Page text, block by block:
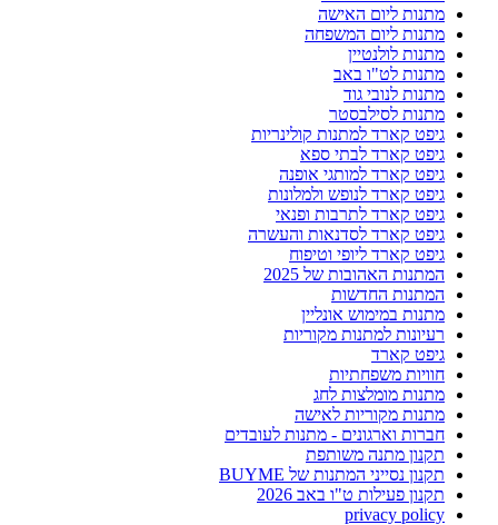
מתנות ליום האישה
מתנות ליום המשפחה
מתנות לולנטיין
מתנות לט"ו באב
מתנות לנובי גוד
מתנות לסילבסטר
גיפט קארד למתנות קולינריות
גיפט קארד לבתי ספא
גיפט קארד למותגי אופנה
גיפט קארד לנופש ולמלונות
גיפט קארד לתרבות ופנאי
גיפט קארד לסדנאות והעשרה
גיפט קארד ליופי וטיפוח
המתנות האהובות של 2025
המתנות החדשות
מתנות במימוש אונליין
רעיונות למתנות מקוריות
גיפט קארד
חוויות משפחתיות
מתנות מומלצות לחג
מתנות מקוריות לאישה
חברות וארגונים - מתנות לעובדים
תקנון מתנה משותפת
תקנון נסייני המתנות של BUYME
תקנון פעילות ט"ו באב 2026
privacy policy